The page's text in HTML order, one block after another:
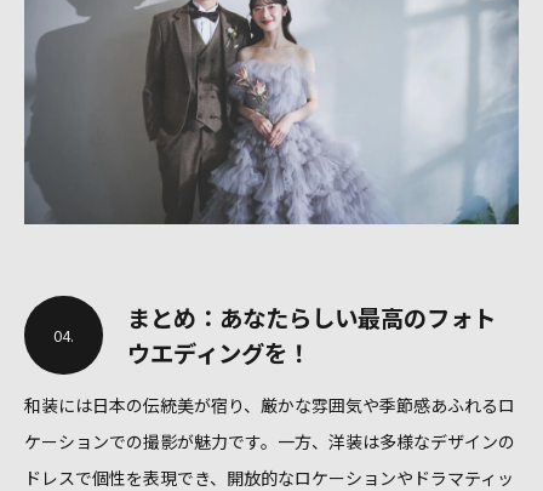
まとめ：あなたらしい最高のフォト
ウエディングを！
04.
和装には日本の伝統美が宿り、厳かな雰囲気や季節感あふれるロ
ケーションでの撮影が魅力です。一方、洋装は多様なデザインの
ドレスで個性を表現でき、開放的なロケーションやドラマティッ